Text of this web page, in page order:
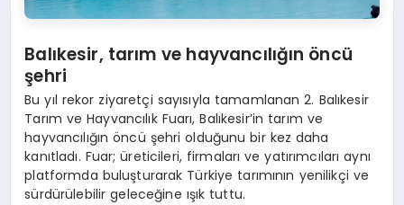
Balıkesir, tarım ve hayvancılığın öncü
şehri
Bu yıl rekor ziyaretçi sayısıyla tamamlanan 2. Balıkesir
Tarım ve Hayvancılık Fuarı, Balıkesir’in tarım ve
hayvancılığın öncü şehri olduğunu bir kez daha
kanıtladı. Fuar; üreticileri, firmaları ve yatırımcıları aynı
platformda buluşturarak Türkiye tarımının yenilikçi ve
sürdürülebilir geleceğine ışık tuttu.